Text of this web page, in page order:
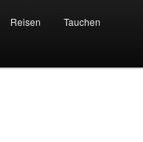
Reisen Tauchen